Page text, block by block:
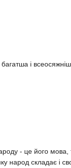
і
- це його мова,
народ складає і